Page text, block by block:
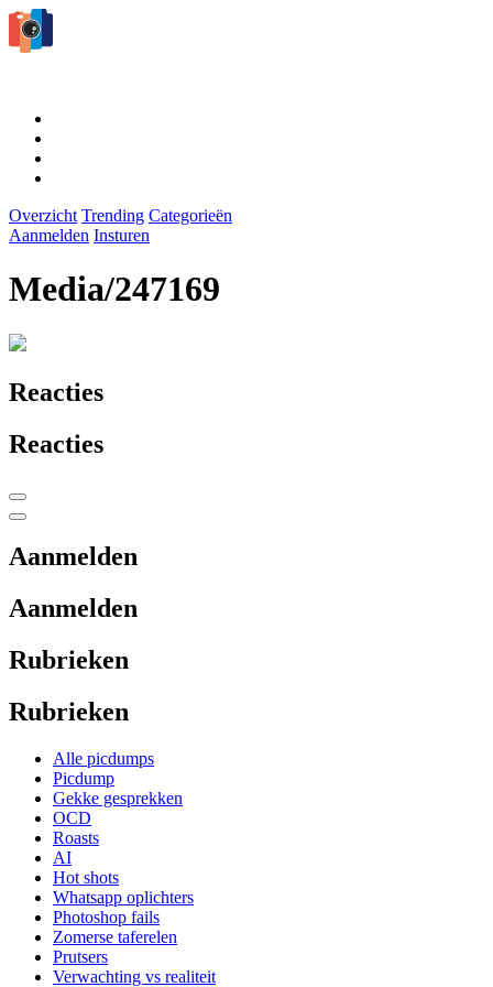
Overzicht Trending Categorieën
Aanmelden Insturen
Media/247169
Reacties
Reacties
Aanmelden
Aanmelden
Rubrieken
Rubrieken
Alle picdumps
Picdump
Gekke gesprekken
OCD
Roasts
AI
Hot shots
Whatsapp oplichters
Photoshop fails
Zomerse taferelen
Prutsers
Verwachting vs realiteit